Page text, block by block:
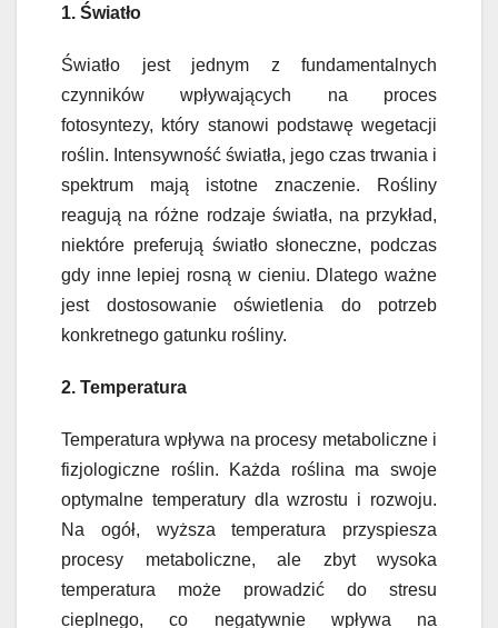
1. Światło
Światło jest jednym z fundamentalnych
czynników wpływających na proces
fotosyntezy, który stanowi podstawę wegetacji
roślin. Intensywność światła, jego czas trwania i
spektrum mają istotne znaczenie. Rośliny
reagują na różne rodzaje światła, na przykład,
niektóre preferują światło słoneczne, podczas
gdy inne lepiej rosną w cieniu. Dlatego ważne
jest dostosowanie oświetlenia do potrzeb
konkretnego gatunku rośliny.
2. Temperatura
Temperatura wpływa na procesy metaboliczne i
fizjologiczne roślin. Każda roślina ma swoje
optymalne temperatury dla wzrostu i rozwoju.
Na ogół, wyższa temperatura przyspiesza
procesy metaboliczne, ale zbyt wysoka
temperatura może prowadzić do stresu
cieplnego, co negatywnie wpływa na